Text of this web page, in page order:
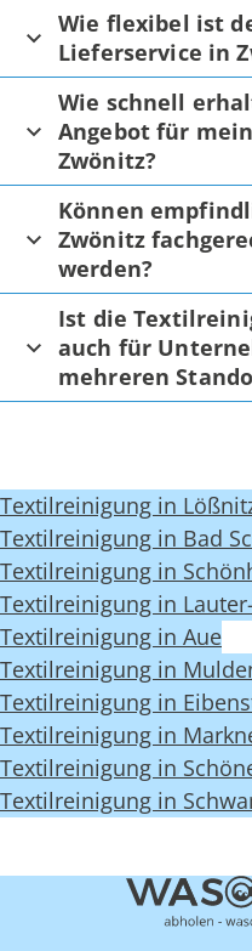
Wie flexibel ist
Lieferservice in
Wie schnell
Angebot für
Zwönitz?
Können
Zwönitz
werden?
Ist die
auch für
mehreren
Textilreinigung in
Textilreinigung in Bad
Textilreinigung in
Textilreinigung in
Textilreinigung in Aue
Textilreinigung in
Textilreinigung in
Textilreinigung in
Textilreinigung in
Textilreinigung in